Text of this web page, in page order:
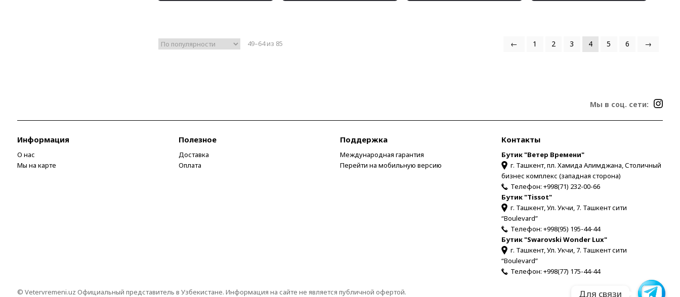
49–64 из 85 ← 1 2 3 4 5 6 →
Мы в соц. сети:
Информация
О нас
Мы на карте
Полезное
Доставка
Оплата
Поддержка
Международная гарантия
Перейти на мобильную версию
Контакты
Бутик "Ветер Времени"
г. Ташкент, пл. Хамида Алимджана, Столичный
бизнес комплекс (западная сторона)
Телефон: +998(71) 232-00-66
Бутик "Tissot"
г. Ташкент, Ул. Укчи, 7. Ташкент сити
“Boulevard”
Телефон: +998(95) 195-44-44
Бутик "Swarovski Wonder Lux"
г. Ташкент, Ул. Укчи, 7. Ташкент сити
“Boulevard”
Телефон: +998(77) 175-44-44
© Vetervremeni.uz Официальный представитель в Узбекистане. Информация на сайте не является публичной офертой. Для связи